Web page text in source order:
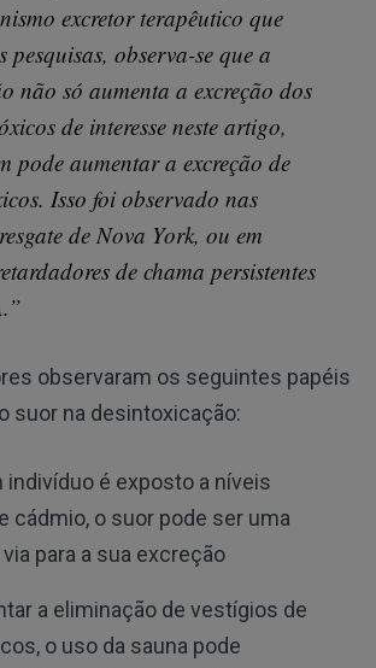
excretor terapêutico que
pesquisas, observa-se que a
não só aumenta a excreção dos
de interesse neste artigo,
pode aumentar a excreção de
Isso foi observado nas
de Nova York, ou em
de chama persistentes
observaram os seguintes papéis
suor na desintoxicação:
indivíduo é exposto a níveis
cádmio, o suor pode ser uma
para a sua excreção
a eliminação de vestígios de
o uso da sauna pode